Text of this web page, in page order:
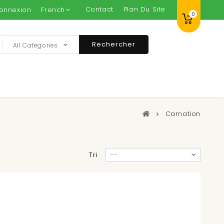
Contact Plan Du Site
French 0
All Categories Rechercher
Carnation
Tri --